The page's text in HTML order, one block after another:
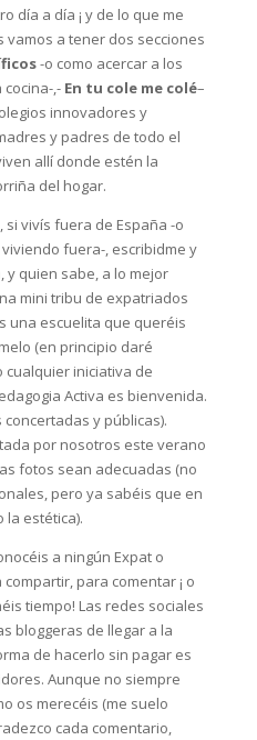
día a día ¡ y de lo que me
vamos a tener dos secciones
-o como acercar a los
,- En tu cole me colé–
innovadores y
y padres de todo el
allí donde estén la
del hogar.
vivís fuera de España -o
fuera-, escribidme y
quien sabe, a lo mejor
mini tribu de expatriados
una escuelita que queréis
(en principio daré
iniciativa de
Activa es bienvenida.
y públicas).
por nosotros este verano
fotos sean adecuadas (no
pero ya sabéis que en
la estética).
a ningún Expat o
para comentar ¡ o
tiempo! Las redes sociales
bloggeras de llegar a la
de hacerlo sin pagar es
Aunque no siempre
os merecéis (me suelo
cada comentario,